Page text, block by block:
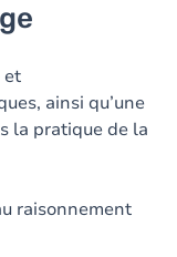
et
ainsi qu’une
la pratique de la
raisonnement